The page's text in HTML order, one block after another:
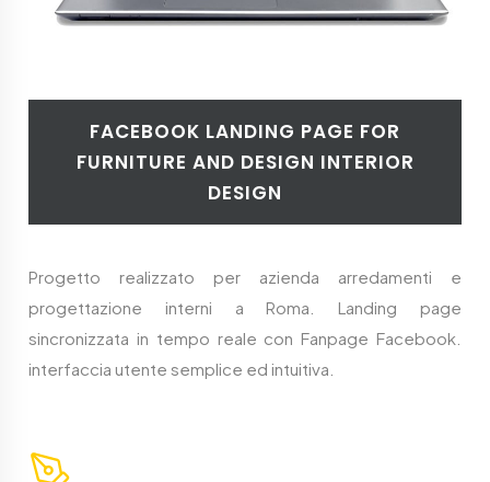
FACEBOOK LANDING PAGE FOR
FURNITURE AND DESIGN INTERIOR
DESIGN
Progetto realizzato per azienda arredamenti e
progettazione interni a Roma. Landing page
sincronizzata in tempo reale con Fanpage Facebook.
interfaccia utente semplice ed intuitiva.